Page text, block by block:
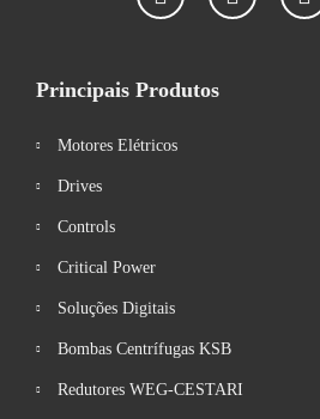
Principais Produtos
Motores Elétricos
Drives
Controls
Critical Power
Soluções Digitais
Bombas Centrífugas KSB
Redutores WEG-CESTARI